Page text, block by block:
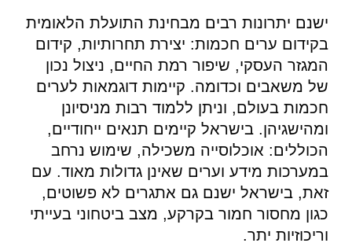
ישנם יתרונות רבים מבחינת התועלת הלאומית
בקידום ערים חכמות: יצירת תחרותיות, קידום
המגזר העסקי, שיפור רמת החיים, ניצול נכון
של משאבים וכדומה. קיימות דוגמאות לערים
חכמות בעולם, וניתן ללמוד רבות מניסיונן
ומהישגיהן. בישראל קיימים תנאים ייחודיים,
הכוללים: אוכלוסייה משכילה, שימוש נרחב
במערכות מידע וערים שאינן גדולות מאוד. עם
זאת, בישראל ישנם גם אתגרים לא פשוטים,
כגון מחסור חמור בקרקע, מצב ביטחוני בעייתי
וריכוזיות יתר.